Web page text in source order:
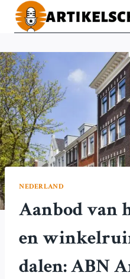
Doorgaan
naar
NEDERLAND
Aanbod van
en
dalen: ABN